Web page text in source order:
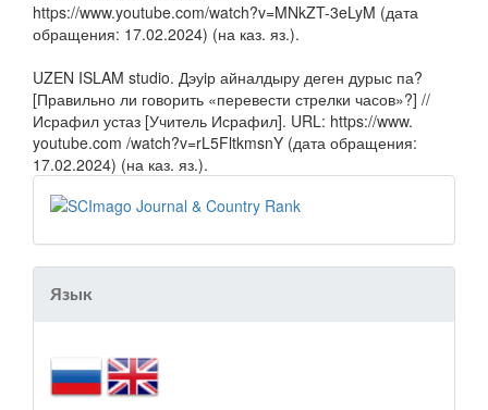
https://www.youtube.com/watch?v=MNkZT-3eLyM (дата
обращения: 17.02.2024) (на каз. яз.).
UZEN ISLAM studio. Дэуiр айналдыру деген дурыс па?
[Правильно ли говорить «перевести стрелки часов»?] //
Исрафил устаз [Учитель Исрафил]. URL: https://www.
youtube.com /watch?v=rL5FltkmsnY (дата обращения:
17.02.2024) (на каз. яз.).
Язык